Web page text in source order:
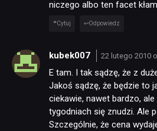
niczego albo ten facet
Cytuj Odpowiedz
kubek007 22 lutego 2010
E tam. I tak sądzę, że z
Jakoś sądzę, że będzie to
ciekawie, nawet bardzo,
tygodniach się znudzi. Ale
Szczególnie, że cena